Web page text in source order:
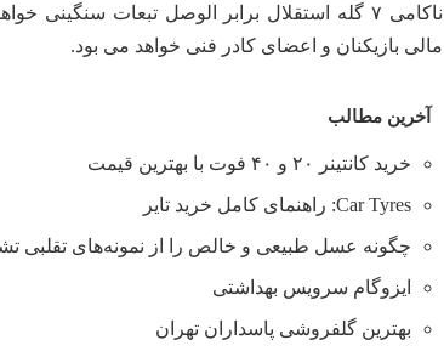
ناکامی ۷ گله استقلال برابر الوصل تبعات
مالی بازیکنان و اعضای کادر فنی خواهد می بود.
آخرین مطالب
خرید کانتینر ۲۰ و ۴۰ فوت با بهترین قیمت
Car Tyres: راهنمای کامل خرید تایر
چگونه عسل طبیعی و خالص را از نمونه‌های تقلبی
ایزوگام سرویس بهداشتی
بهترین گلفروشی پاسداران تهران